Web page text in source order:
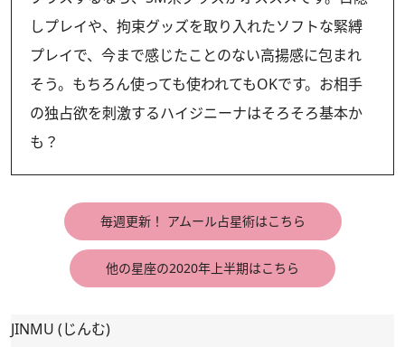
しプレイや、拘束グッズを取り入れたソフトな緊縛
プレイで、今まで感じたことのない高揚感に包まれ
そう。もちろん使っても使われてもOKです。お相手
の独占欲を刺激するハイジニーナはそろそろ基本か
も？
毎週更新！ アムール占星術はこちら
他の星座の2020年上半期はこちら
JINMU (じんむ)